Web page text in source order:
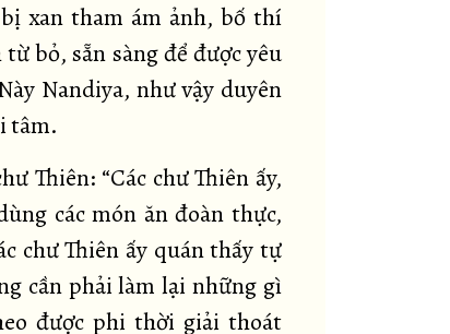
xan tham ám ảnh, bố thí
bỏ, sẵn sàng để được yêu
Nandiya, như vậy duyên
tâm.
Thiên: “Các chư Thiên ấy,
các món ăn đoàn thực,
chư Thiên ấy quán thấy tự
cần phải làm lại những gì
được phi thời giải thoát